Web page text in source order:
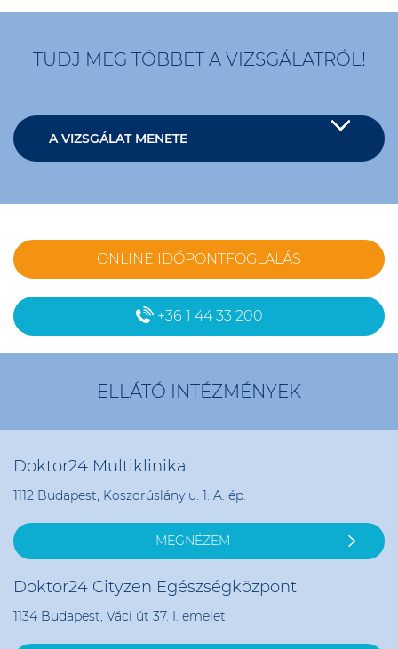
TUDJ MEG TÖBBET A VIZSGÁLATRÓL!
A VIZSGÁLAT MENETE
ONLINE IDŐPONTFOGLALÁS
+36 1 44 33 200
ELLÁTÓ INTÉZMÉNYEK
Doktor24 Multiklinika
1112 Budapest, Koszorúslány u. 1. A. ép.
MEGNÉZEM
Doktor24 Cityzen Egészségközpont
1134 Budapest, Váci út 37. I. emelet